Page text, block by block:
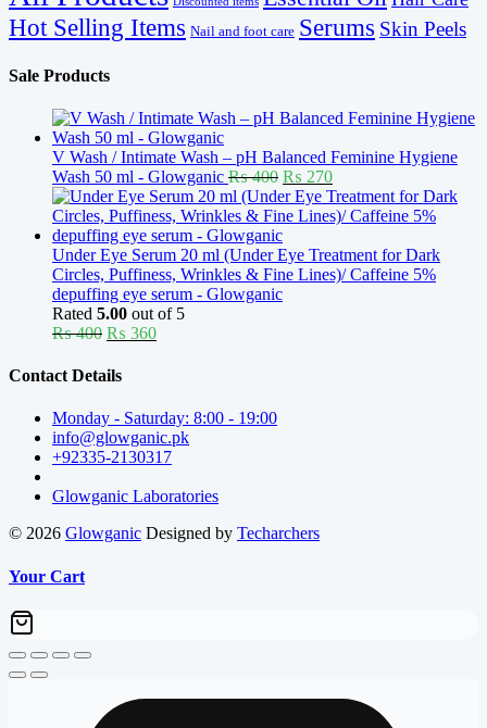
Hot Selling Items Nail and foot care Serums Skin Peels
Sale Products
V Wash / Intimate Wash – pH Balanced Feminine Hygiene
Wash 50 ml - Glowganic ₨400 Original
price
was:
₨ 400.
₨ 270Current
price
is:
Under Eye Serum 20 ml (Under Eye Treatment for Dark
Circles, Puffiness, Wrinkles & Fine Lines)/ Caffeine 5%
depuffing eye serum - Glowganic
Rated 5.00 out of 5
₨400 Original
was:
₨ 360Current
Contact Details
Monday - Saturday: 8:00 - 19:00
info@glowganic.pk
+92335-2130317
Glowganic Laboratories
© 2026 Glowganic Designed by Techarchers
Your Cart